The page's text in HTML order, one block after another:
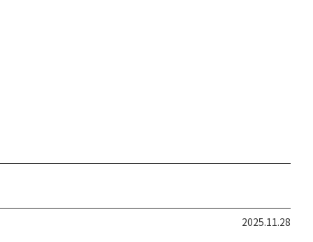
2025.11.28